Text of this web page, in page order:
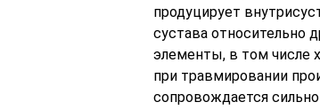
продуцирует
сустава относительно
элементы, в том числе
при травмировании
сопровождается